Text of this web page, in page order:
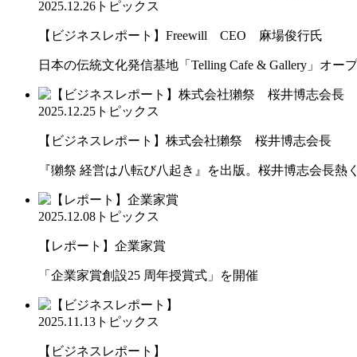
2025.12.26 トピックス
【ビジネスレポート】Freewill CEO 麻場俊行氏
日本の伝統文化発信基地「Telling Cafe & Gallery」オー
2025.12.25 トピックス
【ビジネスレポート】株式会社獺祭 桜井博志会長
『獺祭 経営は八転び八起き』を出版。桜井博志会長熱
2025.12.08 トピックス
【レポート】企業家賞
「企業家賞創設25 周年授賞式」を開催
2025.11.13 トピックス
【ビジネスレポート】